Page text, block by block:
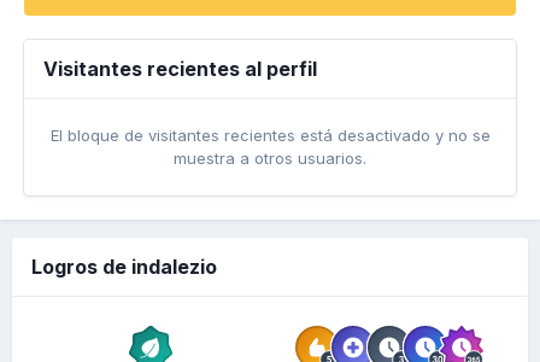
Visitantes recientes al perfil
El bloque de visitantes recientes está desactivado y no se
muestra a otros usuarios.
Logros de indalezio